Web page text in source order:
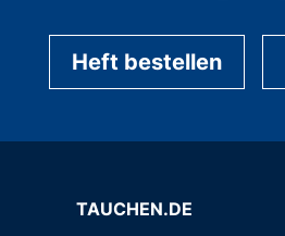
Heft bestellen
TAUCHEN.DE